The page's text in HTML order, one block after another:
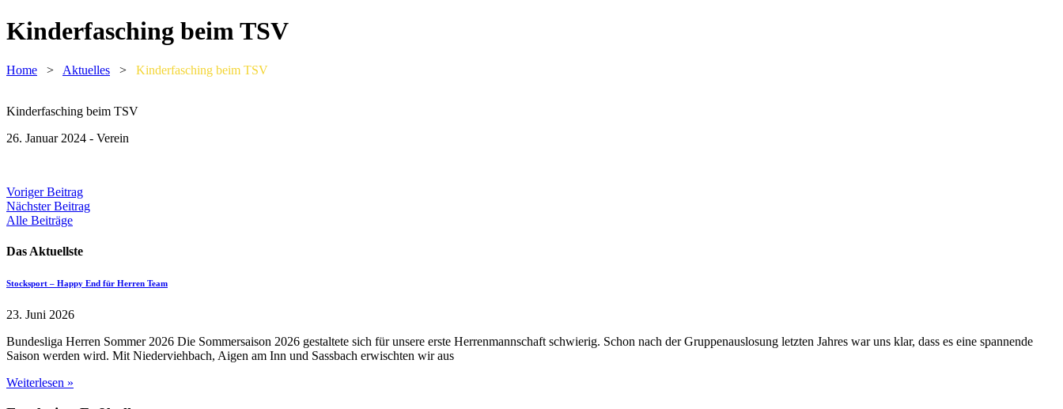
Kinderfasching beim TSV
Home > Aktuelles > Kinderfasching beim TSV
Kinderfasching beim TSV
26. Januar 2024 - Verein
Beitragsnavigation
Voriger Beitrag
Nächster Beitrag
Alle Beiträge
Das Aktuellste
Stocksport – Happy End für Herren Team
23. Juni 2026
Bundesliga Herren Sommer 2026 Die Sommersaison 2026 gestaltete sich für unsere erste Herrenmannschaft schwierig. Schon nach der Gruppenauslosung letzten Jahres war uns klar, dass es eine spannende
Saison werden wird. Mit Niederviehbach, Aigen am Inn und Sassbach erwischten wir aus
Weiterlesen »